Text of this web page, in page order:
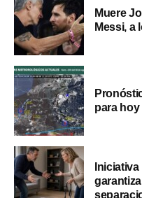
Muere
Messi, a
para hoy